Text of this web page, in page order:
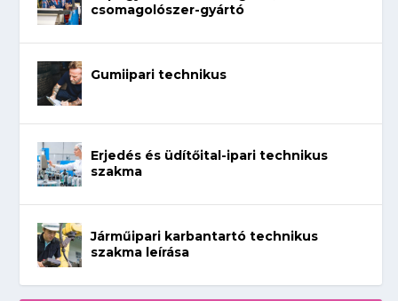
csomagolószer-gyártó
Gumiipari technikus
Erjedés és üdítőital-ipari technikus
szakma
Járműipari karbantartó technikus
szakma leírása